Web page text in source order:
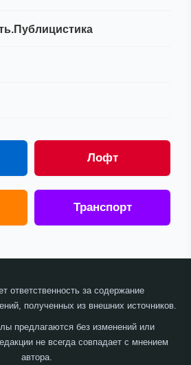
Лофт
Транспорт
ответственность за содержание
полученных из внешних источников.
предлагаются без изменений или
не всегда совпадает с мнением
автора.